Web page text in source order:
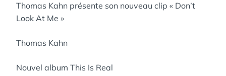
Thomas Kahn présente son nouveau clip « Don’t
Look At Me »
Thomas Kahn
Nouvel album This Is Real